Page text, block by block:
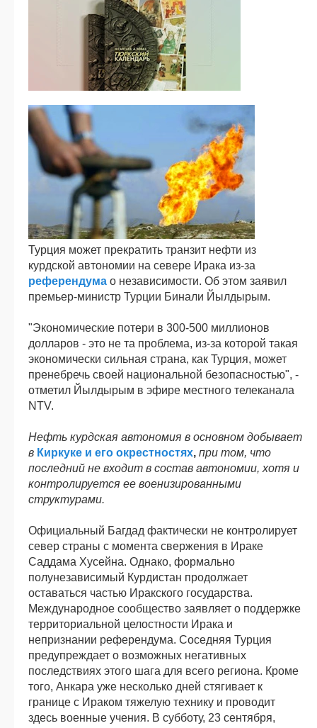
Турция может прекратить транзит нефти из
курдской автономии на севере Ирака из-за
референдума о независимости. Об этом заявил
премьер-министр Турции Бинали Йылдырым.
"Экономические потери в 300-500 миллионов
долларов - это не та проблема, из-за которой такая
экономически сильная страна, как Турция, может
пренебречь своей национальной безопасностью", -
отметил Йылдырым в эфире местного телеканала
NTV.
Нефть курдская автономия в основном добывает
в Киркуке и его окрестностях, при том, что
последний не входит в состав автономии, хотя и
контролируется ее военизированными
структурами.
Официальный Багдад фактически не контролирует
север страны с момента свержения в Ираке
Саддама Хусейна. Однако, формально
полунезависимый Курдистан продолжает
оставаться частью Иракского государства.
Международное сообщество заявляет о поддержке
территориальной целостности Ирака и
непризнании референдума. Соседняя Турция
предупреждает о возможных негативных
последствиях этого шага для всего региона. Кроме
того, Анкара уже несколько дней стягивает к
границе с Ираком тяжелую технику и проводит
здесь военные учения. В субботу, 23 сентября,